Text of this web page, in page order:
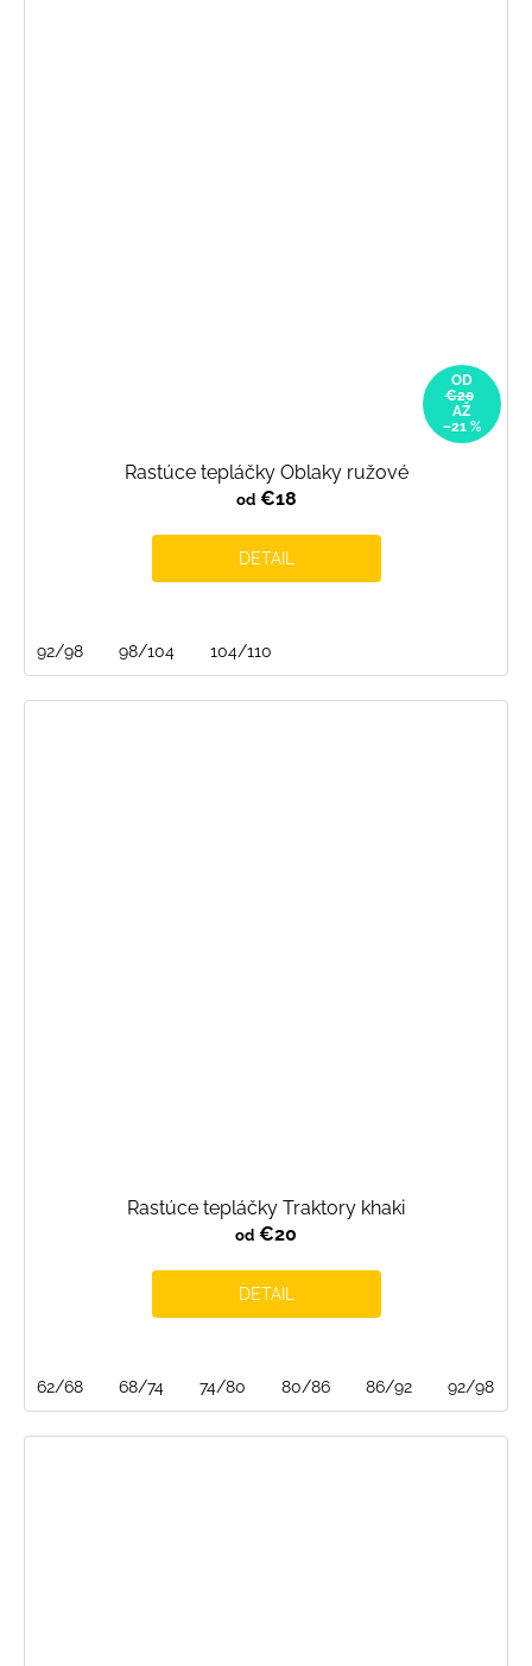
OD
€20
AŽ
–21 %
Rastúce tepláčky Oblaky ružové
od€18
DETAIL
92/98 98/104 104/110
Rastúce tepláčky Traktory khaki
od €20
DETAIL
62/68 68/74 74/80 80/86 86/92 92/98